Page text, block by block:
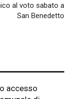
al voto sabato a
San Benedetto
accesso